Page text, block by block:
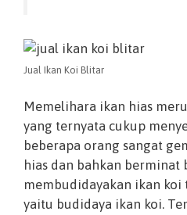
Jual Ikan Koi Blitar
Memelihara ikan hias
yang ternyata cukup
beberapa orang sangat
hias dan bahkan berminat
membudidayakan ikan koi
yaitu budidaya ikan koi.